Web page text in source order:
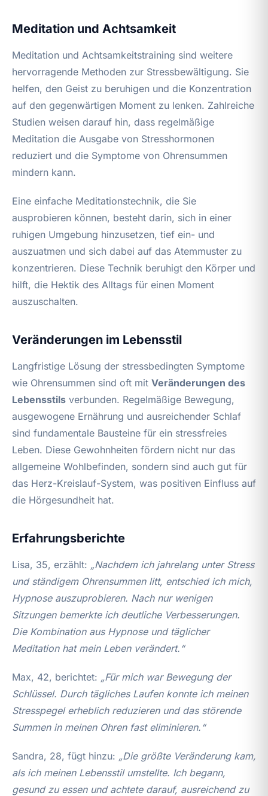
Meditation und Achtsamkeit
Meditation und Achtsamkeitstraining sind weitere
hervorragende Methoden zur Stressbewältigung. Sie
helfen, den Geist zu beruhigen und die Konzentration
auf den gegenwärtigen Moment zu lenken. Zahlreiche
Studien weisen darauf hin, dass regelmäßige
Meditation die Ausgabe von Stresshormonen
reduziert und die Symptome von Ohrensummen
mindern kann.
Eine einfache Meditationstechnik, die Sie
ausprobieren können, besteht darin, sich in einer
ruhigen Umgebung hinzusetzen, tief ein- und
auszuatmen und sich dabei auf das Atemmuster zu
konzentrieren. Diese Technik beruhigt den Körper und
hilft, die Hektik des Alltags für einen Moment
auszuschalten.
Veränderungen im Lebensstil
Langfristige Lösung der stressbedingten Symptome
wie Ohrensummen sind oft mit Veränderungen des
Lebensstils verbunden. Regelmäßige Bewegung,
ausgewogene Ernährung und ausreichender Schlaf
sind fundamentale Bausteine für ein stressfreies
Leben. Diese Gewohnheiten fördern nicht nur das
allgemeine Wohlbefinden, sondern sind auch gut für
das Herz-Kreislauf-System, was positiven Einfluss auf
die Hörgesundheit hat.
Erfahrungsberichte
Lisa, 35, erzählt: „Nachdem ich jahrelang unter Stress
und ständigem Ohrensummen litt, entschied ich mich,
Hypnose auszuprobieren. Nach nur wenigen
Sitzungen bemerkte ich deutliche Verbesserungen.
Die Kombination aus Hypnose und täglicher
Meditation hat mein Leben verändert.“
Max, 42, berichtet: „Für mich war Bewegung der
Schlüssel. Durch tägliches Laufen konnte ich meinen
Stresspegel erheblich reduzieren und das störende
Summen in meinen Ohren fast eliminieren.“
Sandra, 28, fügt hinzu: „Die größte Veränderung kam,
als ich meinen Lebensstil umstellte. Ich begann,
gesund zu essen und achtete darauf, ausreichend zu